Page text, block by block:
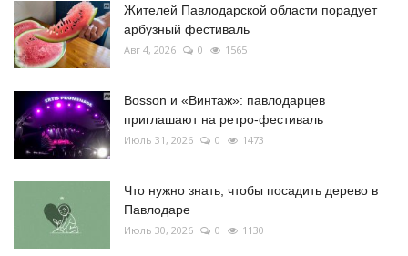
Жителей Павлодарской области порадует
арбузный фестиваль
Авг 4, 2026 0 1565
Bosson и «Винтаж»: павлодарцев
приглашают на ретро-фестиваль
Июль 31, 2026 0 1473
Что нужно знать, чтобы посадить дерево в
Павлодаре
Июль 30, 2026 0 1130